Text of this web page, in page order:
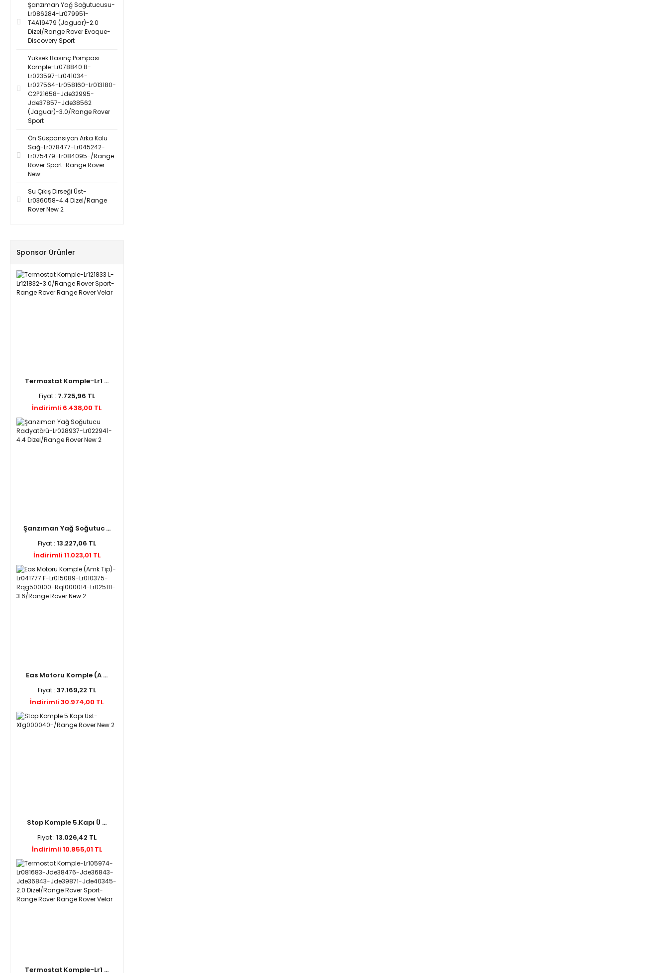
Şanzıman Yağ Soğutucusu-
Lr086284-Lr079951-
T4A19479 (Jaguar)-2.0
Dizel/Range Rover Evoque-
Discovery Sport
Yüksek Basınç Pompası
Komple-Lr078840 B-
Lr023597-Lr041034-
Lr027564-Lr058160-Lr013180-
C2P21658-Jde32995-
Jde37857-Jde38562
(Jaguar)-3.0/Range Rover
Sport
Ön Süspansiyon Arka Kolu
Sağ-Lr078477-Lr045242-
Lr075479-Lr084095-/Range
Rover Sport-Range Rover
New
Su Çıkış Dirseği Üst-
Lr036058-4.4 Dizel/Range
Rover New 2
Sponsor Ürünler
Termostat Komple-Lr1 ...
Fiyat : 7.725,96 TL
İndirimli 6.438,00 TL
Şanzıman Yağ Soğutuc ...
Fiyat : 13.227,06 TL
İndirimli 11.023,01 TL
Eas Motoru Komple (A ...
Fiyat : 37.169,22 TL
İndirimli 30.974,00 TL
Stop Komple 5.Kapı Ü ...
Fiyat : 13.026,42 TL
İndirimli 10.855,01 TL
Termostat Komple-Lr1 ...